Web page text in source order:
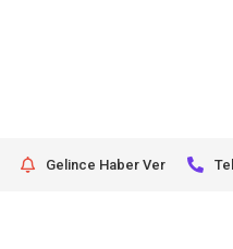
Gelince Haber Ver